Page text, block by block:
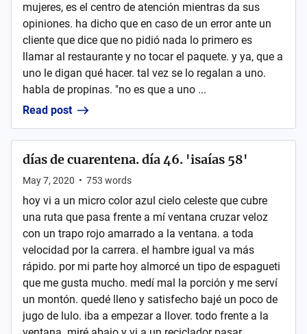
mujeres, es el centro de atención mientras da sus
opiniones. ha dicho que en caso de un error ante un
cliente que dice que no pidió nada lo primero es
llamar al restaurante y no tocar el paquete. y ya, que a
uno le digan qué hacer. tal vez se lo regalan a uno.
habla de propinas. "no es que a uno ...
Read post
días de cuarentena. día 46. 'isaías 58'
May 7, 2020 • 753 words
hoy vi a un micro color azul cielo celeste que cubre
una ruta que pasa frente a mí ventana cruzar veloz
con un trapo rojo amarrado a la ventana. a toda
velocidad por la carrera. el hambre igual va más
rápido. por mi parte hoy almorcé un tipo de espagueti
que me gusta mucho. medí mal la porción y me serví
un montón. quedé lleno y satisfecho bajé un poco de
jugo de lulo. iba a empezar a llover. todo frente a la